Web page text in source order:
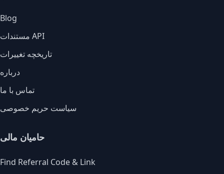
Blog
مستندات API
تاریخچه تغییرات
درباره
تماس با ما
سیاست حریم خصوصی
حامیان مالی
Find Referral Code & Link